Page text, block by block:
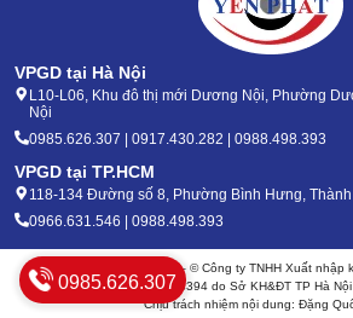
LaVor MICHIGAN 1211LP có khả năng
lên tới 150bar.
Không chỉ vậy,
máy rửa xe áp lực cao
lượng nước tối đa là 660l/giờ.
Đây là 2 ưu điểm làm nên sức mạnh vệ
MICHIGAN 1211LP.
Đặc biệt, LaVor MICHIGAN 1211LP còn
VPGD tại Hà Nội
L10-L06, Khu đô thị mới Dương Nội, Phường
Nội
0985.626.307 | 0917.430.282 | 0988.498.393
VPGD tại TP.HCM
118-134 Đường số 8, Phường Bình Hưng,
0966.631.546 | 0988.498.393
Bản quyền 2020 - 2026 – © Công ty TNHH Xuất nhập
Mã số thuế: 0105904394 do Sở KH&ĐT TP Hà
Chịu trách nhiệm nội dung: Đặng
0985.626.307